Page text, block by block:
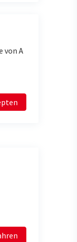
von A